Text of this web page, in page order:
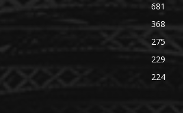
681
368
275
229
224